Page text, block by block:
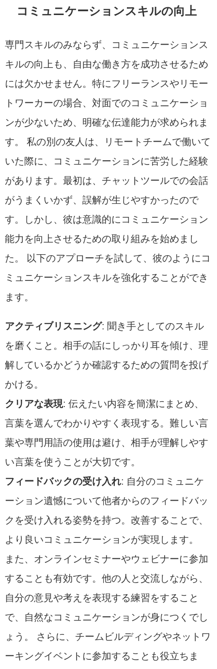
コミュニケーションスキルの向上
専門スキルのみならず、コミュニケーションス
キルの向上も、自由な働き方を成功させるため
には欠かせません。特にフリーランスやリモー
トワーカーの場合、対面でのコミュニケーショ
ンが少ないため、明確な伝達能力が求められま
す。 私の別の友人は、リモートチームで働いて
いた際に、コミュニケーションに苦労した経験
があります。最初は、チャットツールでの会話
がうまくいかず、誤解が生じやすかったので
す。しかし、彼は意識的にコミュニケーション
能力を向上させるための取り組みを始めまし
た。 以下のアプローチを試して、彼のようにコ
ミュニケーションスキルを強化することができ
ます。
アクティブリスニング: 聞き手としてのスキル
を磨くこと。相手の話にしっかり耳を傾け、理
解しているかどうか確認するための質問を投げ
かける。
クリアな表現: 伝えたい内容を簡潔にまとめ、
言葉を選んでわかりやすく表現する。難しい言
葉や専門用語の使用は避け、相手が理解しやす
い言葉を使うことが大切です。
フィードバックの受け入れ: 自分のコミュニケ
ーション遺憾について他者からのフィードバッ
クを受け入れる姿勢を持つ。改善することで、
より良いコミュニケーションが実現します。
また、オンラインセミナーやウェビナーに参加
することも有効です。他の人と交流しながら、
自分の意見や考えを表現する練習をすること
で、自然なコミュニケーションが身につくでし
ょう。 さらに、チームビルディングやネットワ
ーキングイベントに参加することも役立ちま